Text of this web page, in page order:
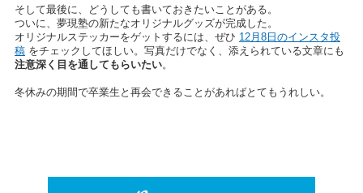
そして最後に、どうしても書いておきたいことがある。
ついに、夢現塾の新たなオリジナルグッズが完成した。
オリジナルステッカーをゲットするには、ぜひ 12月8日のインスタ投
稿をチェックしてほしい。写真だけでなく、添えられている文章にも
注意深く目を通してもらいたい。
冬休みの期間で卒業生と再会できることがあればとてもうれしい。